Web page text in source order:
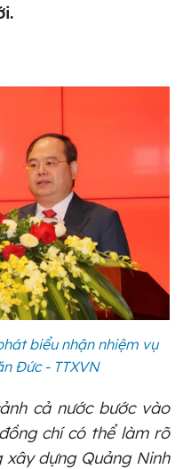
biểu nhận nhiệm vụ
Đức - TTXVN
cả nước bước vào
chí có thể làm rõ
dựng Quảng Ninh